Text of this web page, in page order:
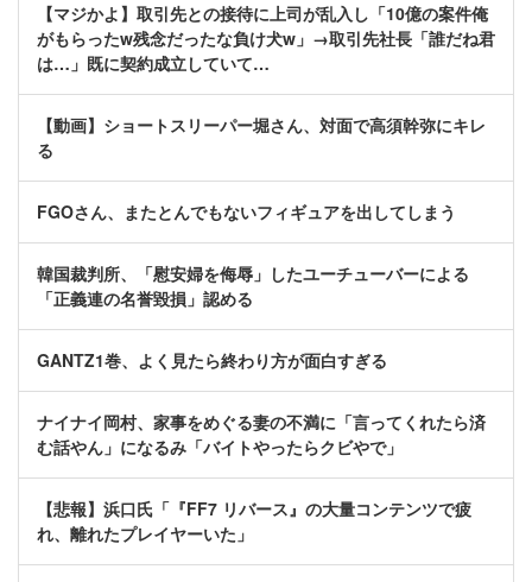
【マジかよ】取引先との接待に上司が乱入し「10億の案件俺
がもらったw残念だったな負け犬w」→取引先社長「誰だね君
は…」既に契約成立していて…
【動画】ショートスリーパー堀さん、対面で高須幹弥にキレ
る
FGOさん、またとんでもないフィギュアを出してしまう
韓国裁判所、「慰安婦を侮辱」したユーチューバーによる
「正義連の名誉毀損」認める
GANTZ1巻、よく見たら終わり方が面白すぎる
ナイナイ岡村、家事をめぐる妻の不満に「言ってくれたら済
む話やん」になるみ「バイトやったらクビやで」
【悲報】浜口氏「『FF7 リバース』の大量コンテンツで疲
れ、離れたプレイヤーいた」